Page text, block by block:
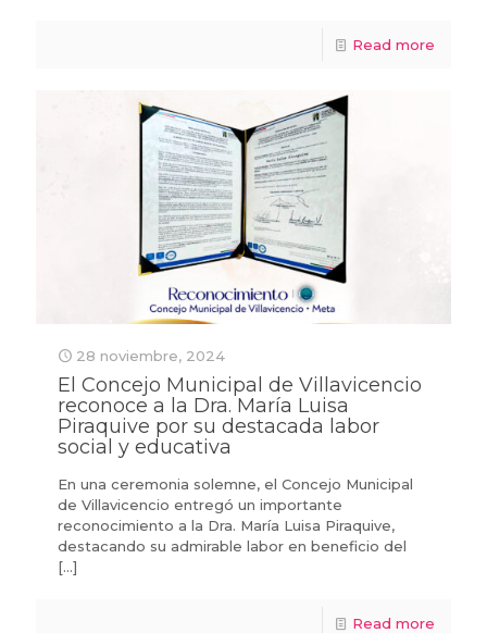
Read more
28 noviembre, 2024
El Concejo Municipal de Villavicencio
reconoce a la Dra. María Luisa
Piraquive por su destacada labor
social y educativa
En una ceremonia solemne, el Concejo Municipal
de Villavicencio entregó un importante
reconocimiento a la Dra. María Luisa Piraquive,
destacando su admirable labor en beneficio del
[…]
Read more